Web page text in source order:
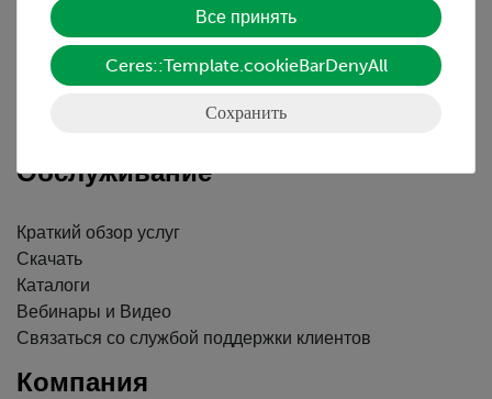
Контактное лицо
Условия сотрудничества
Декларация о конфиденциальности
Обслуживание
Краткий обзор услуг
Скачать
Каталоги
Вебинары и Видео
Связаться со службой поддержки клиентов
Компания
Все принять
Ceres::Template.cookieBarDenyAll
Сохранить